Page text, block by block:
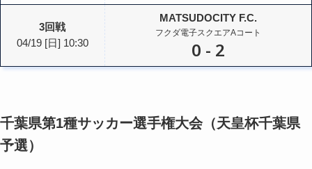
3回戦
04/19 [日] 10:30
MATSUDOCITY F.C.
フクダ電子スクエアAコート
0 - 2
千葉県第1種サッカー選手権大会（天皇杯千葉県
予選）